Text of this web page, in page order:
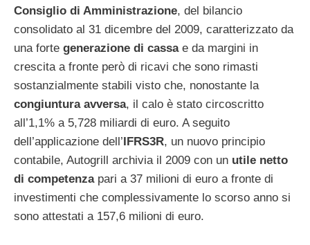
Consiglio di Amministrazione, del bilancio
consolidato al 31 dicembre del 2009, caratterizzato da
una forte generazione di cassae da margini in
crescita a fronte però di ricavi che sono rimasti
sostanzialmente stabili visto che, nonostante la
congiuntura avversa, il calo è stato circoscritto
all’1,1% a 5,728 miliardi di euro. A seguito
dell’applicazione dell’ IFRS3R, un nuovo principio
contabile, Autogrill archivia il 2009 con un utile netto
di competenzapari a 37 milioni di euro a fronte di
investimenti che complessivamente lo scorso anno si
sono attestati a 157,6 milioni di euro.